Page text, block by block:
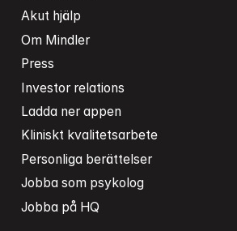
Akut hjälp
Om Mindler
Press
Investor relations
Ladda ner appen
Kliniskt kvalitetsarbete
Personliga berättelser
Jobba som psykolog
Jobba på HQ